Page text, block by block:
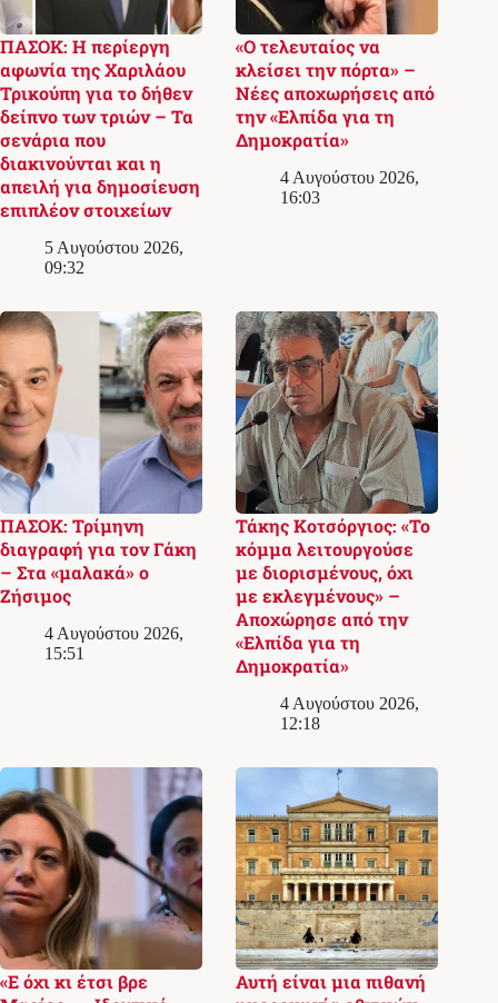
ΠΑΣΟΚ: Η περίεργη
αφωνία της Χαριλάου
Τρικούπη για το δήθεν
δείπνο των τριών – Τα
σενάρια που
διακινούνται και η
απειλή για δημοσίευση
επιπλέον στοιχείων
5 Αυγούστου 2026,
09:32
«Ο τελευταίος να
κλείσει την πόρτα» –
Νέες αποχωρήσεις από
την «Ελπίδα για τη
Δημοκρατία»
4 Αυγούστου 2026,
16:03
ΠΑΣΟΚ: Τρίμηνη
διαγραφή για τον Γάκη
– Στα «μαλακά» ο
Ζήσιμος
4 Αυγούστου 2026,
15:51
Τάκης Κοτσόργιος: «Το
κόμμα λειτουργούσε
με διορισμένους, όχι
με εκλεγμένους» –
Αποχώρησε από την
«Ελπίδα για τη
Δημοκρατία»
4 Αυγούστου 2026,
12:18
«Ε όχι κι έτσι βρε
Αυτή είναι μια πιθανή